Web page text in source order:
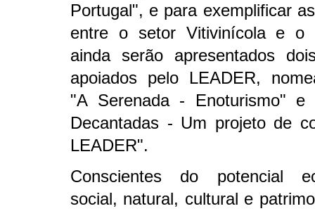
Portugal", e para exemplificar
entre o setor Vitivinícola e o
ainda serão apresentados
apoiados pelo LEADER,
"A Serenada - Enoturismo" e
Decantadas - Um projeto de
LEADER".
Conscientes do potencial
social, natural, cultural e